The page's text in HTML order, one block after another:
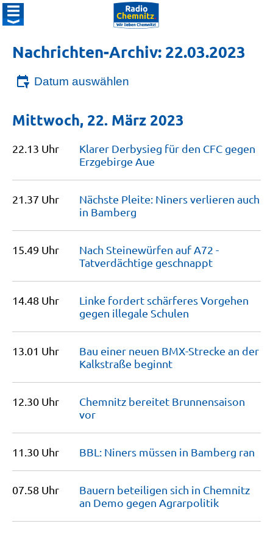
Nachrichten-Archiv: 22.03.2023
Datum auswählen
Mittwoch, 22. März 2023
22.13 Uhr
Klarer Derbysieg für den CFC gegen
Erzgebirge Aue
21.37 Uhr
Nächste Pleite: Niners verlieren auch
in Bamberg
15.49 Uhr
Nach Steinewürfen auf A72 -
Tatverdächtige geschnappt
14.48 Uhr
Linke fordert schärferes Vorgehen
gegen illegale Schulen
13.01 Uhr
Bau einer neuen BMX-Strecke an der
Kalkstraße beginnt
12.30 Uhr
Chemnitz bereitet Brunnensaison
vor
11.30 Uhr BBL: Niners müssen in Bamberg ran
07.58 Uhr
Bauern beteiligen sich in Chemnitz
an Demo gegen Agrarpolitik